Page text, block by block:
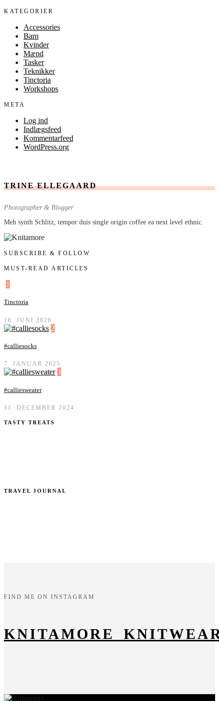
KATEGORIER
Accessories
Barn
Kvinder
Mænd
Tasker
Teknikker
Tinctoria
Workshops
META
Log ind
Indlægsfeed
Kommentarfeed
WordPress.org
TRINE ELLEGAARD
Photographer & Blogger
Meh synth Schlitz, tempor duis single origin coffee ea next level ethnic.
SUBSCRIBE & FOLLOW
MUST-READ ARTICLES
1
Tinctoria
16. JUNI 2026
2
#calliesocks
7. JANUAR 2025
3
#calliesweater
31. DECEMBER 2024
TASTY TREATS
TRAVEL JOURNAL
FIND ME ON INSTAGRAM